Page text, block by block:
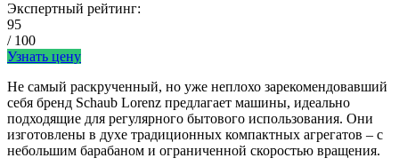
Экспертный рейтинг:
95
/ 100
Узнать цену
Не самый раскрученный, но уже неплохо зарекомендовавший
себя бренд Schaub Lorenz предлагает машины, идеально
подходящие для регулярного бытового использования. Они
изготовлены в духе традиционных компактных агрегатов – с
небольшим барабаном и ограниченной скоростью вращения.